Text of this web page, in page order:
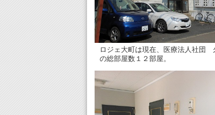
ロジェ大町は現在、医療法人社団
の総部屋数１２部屋。